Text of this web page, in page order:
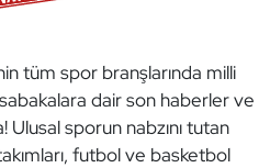
tüm spor branşlarında milli
dair son haberler ve
Ulusal sporun nabzını tutan
futbol ve basketbol